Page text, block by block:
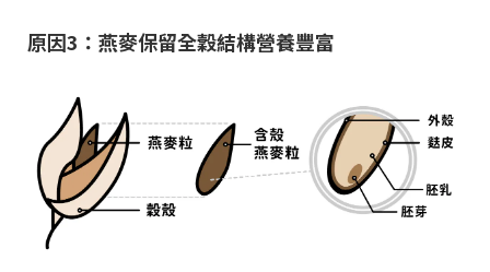
原因3：燕麥保留全穀結構營養豐富